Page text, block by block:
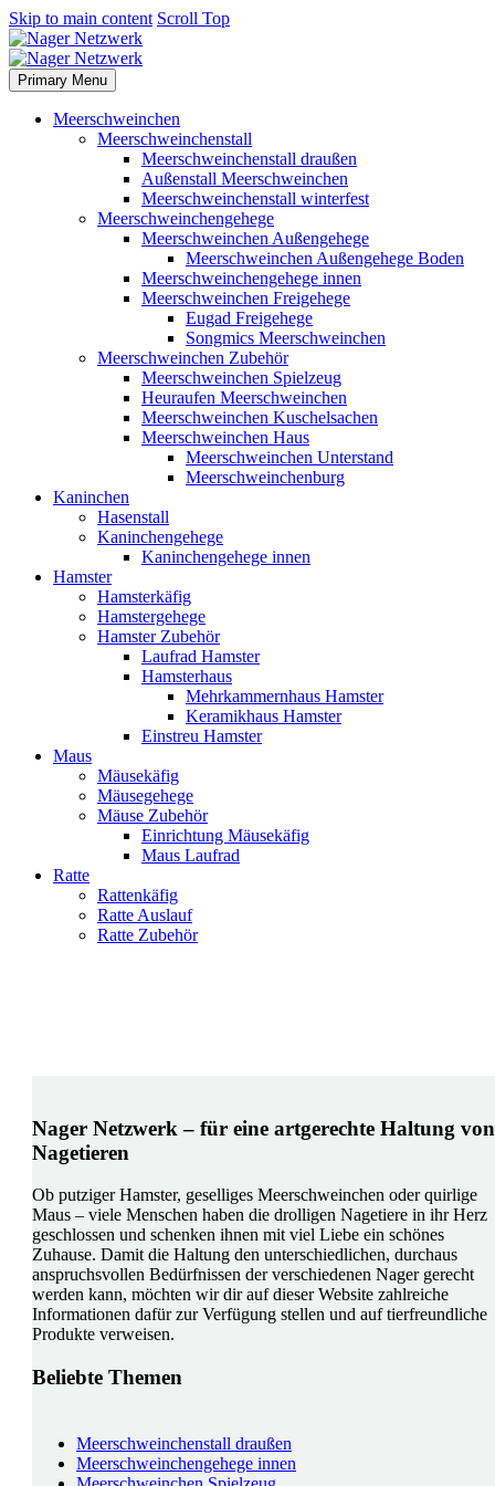
Skip to main content Scroll Top
Primary Menu
Meerschweinchen
Meerschweinchenstall
Meerschweinchenstall draußen
Außenstall Meerschweinchen
Meerschweinchenstall winterfest
Meerschweinchengehege
Meerschweinchen Außengehege
Meerschweinchen Außengehege Boden
Meerschweinchengehege innen
Meerschweinchen Freigehege
Eugad Freigehege
Songmics Meerschweinchen
Meerschweinchen Zubehör
Meerschweinchen Spielzeug
Heuraufen Meerschweinchen
Meerschweinchen Kuschelsachen
Meerschweinchen Haus
Meerschweinchen Unterstand
Meerschweinchenburg
Kaninchen
Hasenstall
Kaninchengehege
Kaninchengehege innen
Hamster
Hamsterkäfig
Hamstergehege
Hamster Zubehör
Laufrad Hamster
Hamsterhaus
Mehrkammernhaus Hamster
Keramikhaus Hamster
Einstreu Hamster
Maus
Mäusekäfig
Mäusegehege
Mäuse Zubehör
Einrichtung Mäusekäfig
Maus Laufrad
Ratte
Rattenkäfig
Ratte Auslauf
Ratte Zubehör
Nager Netzwerk – für eine artgerechte Haltung von
Nagetieren
Ob putziger Hamster, geselliges Meerschweinchen oder quirlige
Maus – viele Menschen haben die drolligen Nagetiere in ihr Herz
geschlossen und schenken ihnen mit viel Liebe ein schönes
Zuhause. Damit die Haltung den unterschiedlichen, durchaus
anspruchsvollen Bedürfnissen der verschiedenen Nager gerecht
werden kann, möchten wir dir auf dieser Website zahlreiche
Informationen dafür zur Verfügung stellen und auf tierfreundliche
Produkte verweisen.
Beliebte Themen
Meerschweinchenstall draußen
Meerschweinchengehege innen